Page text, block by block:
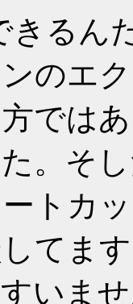
きるん
のエ
では
。そ
トカ
てま
いま